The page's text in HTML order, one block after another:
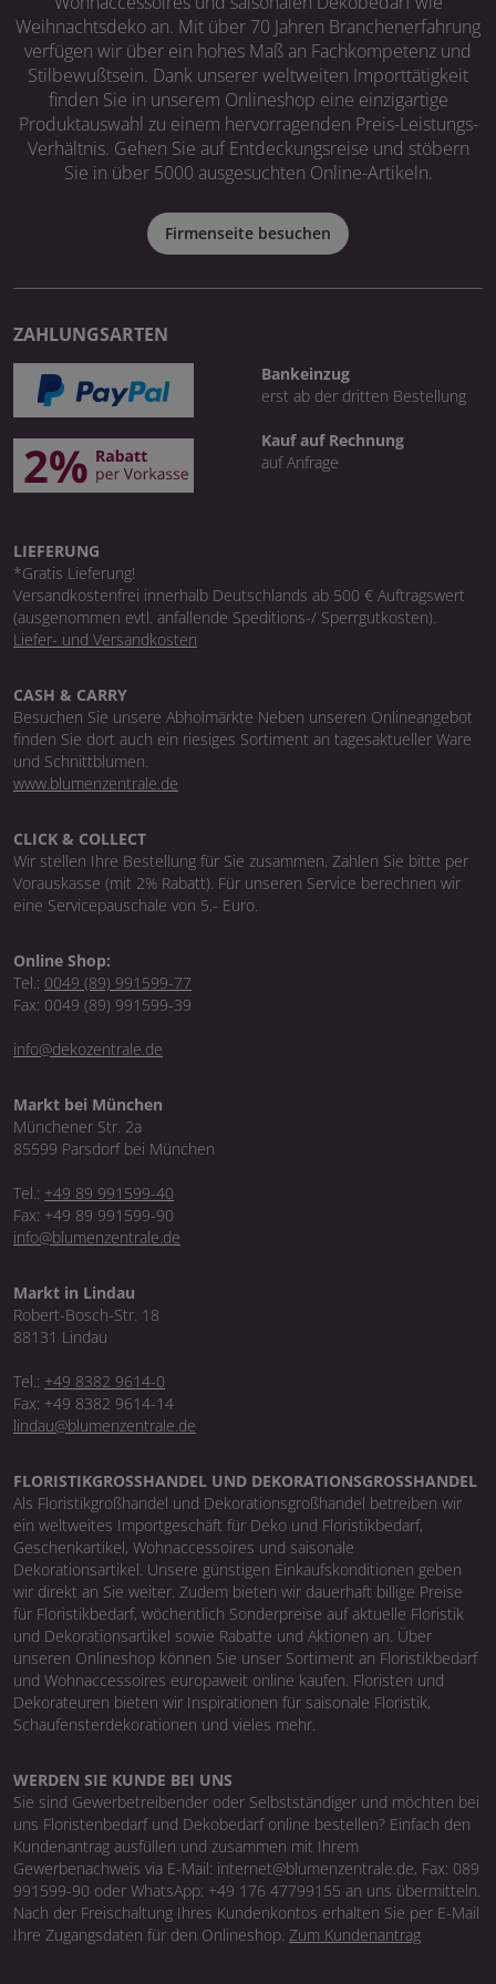
Weihnachtsdeko an. Mit über 70 Jahren Branchenerfahrung
verfügen wir über ein hohes Maß an Fachkompetenz und
Stilbewußtsein. Dank unserer weltweiten Importtätigkeit
finden Sie in unserem Onlineshop eine einzigartige
Produktauswahl zu einem hervorragenden Preis-Leistungs-
Verhältnis. Gehen Sie auf Entdeckungsreise und stöbern
Sie in über 5000 ausgesuchten Online-Artikeln.
Firmenseite besuchen
ZAHLUNGSARTEN
Bankeinzug
erst ab der dritten Bestellung
Kauf auf Rechnung
auf Anfrage
LIEFERUNG
*Gratis Lieferung!
Versandkostenfrei innerhalb Deutschlands ab 500 € Auftragswert
(ausgenommen evtl. anfallende Speditions-/ Sperrgutkosten).
Liefer- und Versandkosten
CASH & CARRY
Besuchen Sie unsere Abholmärkte Neben unseren Onlineangebot
finden Sie dort auch ein riesiges Sortiment an tagesaktueller Ware
und Schnittblumen.
www.blumenzentrale.de
CLICK & COLLECT
Wir stellen Ihre Bestellung für Sie zusammen. Zahlen Sie bitte per
Vorauskasse (mit 2% Rabatt). Für unseren Service berechnen wir
eine Servicepauschale von 5,- Euro.
Online Shop:
Tel.: 0049 (89) 991599-77
Fax: 0049 (89) 991599-39
info@dekozentrale.de
Markt bei München
Münchener Str. 2a
85599 Parsdorf bei München
Tel.: +49 89 991599-40
Fax: +49 89 991599-90
info@blumenzentrale.de
Markt in Lindau
Robert-Bosch-Str. 18
88131 Lindau
Tel.: +49 8382 9614-0
Fax: +49 8382 9614-14
lindau@blumenzentrale.de
FLORISTIKGROSSHANDEL UND DEKORATIONSGROSSHANDEL
Als Floristikgroßhandel und Dekorationsgroßhandel betreiben wir
ein weltweites Importgeschäft für Deko und Floristikbedarf,
Geschenkartikel, Wohnaccessoires und saisonale
Dekorationsartikel. Unsere günstigen Einkaufskonditionen geben
wir direkt an Sie weiter. Zudem bieten wir dauerhaft billige Preise
für Floristikbedarf, wöchentlich Sonderpreise auf aktuelle Floristik
und Dekorationsartikel sowie Rabatte und Aktionen an. Über
unseren Onlineshop können Sie unser Sortiment an Floristikbedarf
und Wohnaccessoires europaweit online kaufen. Floristen und
Dekorateuren bieten wir Inspirationen für saisonale Floristik,
Schaufensterdekorationen und vieles mehr.
WERDEN SIE KUNDE BEI UNS
Sie sind Gewerbetreibender oder Selbstständiger und möchten bei
uns Floristenbedarf und Dekobedarf online bestellen? Einfach den
Kundenantrag ausfüllen und zusammen mit Ihrem
Gewerbenachweis via E-Mail: internet@blumenzentrale.de, Fax: 089
991599-90 oder WhatsApp: +49 176 47799155 an uns übermitteln.
Nach der Freischaltung Ihres Kundenkontos erhalten Sie per E-Mail
Ihre Zugangsdaten für den Onlineshop. Zum Kundenantrag